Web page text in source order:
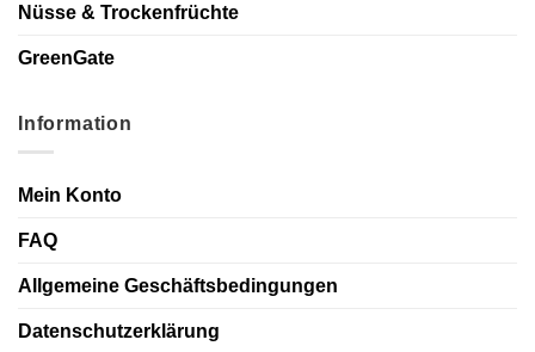
Nüsse & Trockenfrüchte
GreenGate
Information
Mein Konto
FAQ
Allgemeine Geschäftsbedingungen
Datenschutzerklärung